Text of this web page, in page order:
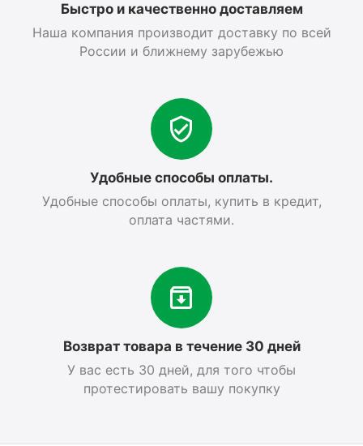
Быстро и качественно доставляем
Наша компания производит доставку по всей
России и ближнему зарубежью
Удобные способы оплаты.
Удобные способы оплаты, купить в кредит,
оплата частями.
Возврат товара в течение 30 дней
У вас есть 30 дней, для того чтобы
протестировать вашу покупку